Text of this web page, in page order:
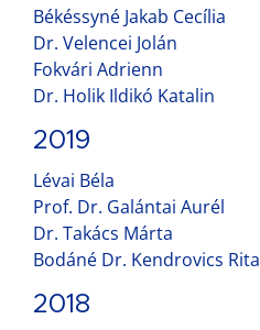
Békéssyné Jakab Cecília
Dr. Velencei Jolán
Fokvári Adrienn
Dr. Holik Ildikó Katalin
2019
Lévai Béla
Prof. Dr. Galántai Aurél
Dr. Takács Márta
Bodáné Dr. Kendrovics Rita
2018